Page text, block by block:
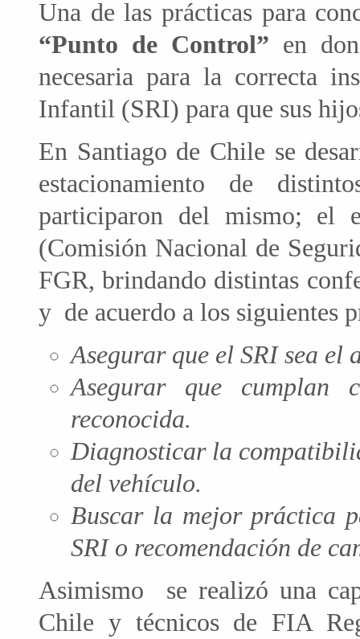
Una de las prácticas para
“Punto de Control” en
necesaria para la correcta
Infantil (SRI) para que sus
En Santiago de Chile se
estacionamiento de
participaron del mismo; el
(Comisión Nacional de
FGR, brindando distintas
y de acuerdo a los siguientes
Asegurar que el SRI sea el
Asegurar que cumplan
reconocida.
Diagnosticar la
del vehículo.
Buscar la mejor práctica
SRI o recomendación de
Asimismo se realizó una
Chile y técnicos de FIA